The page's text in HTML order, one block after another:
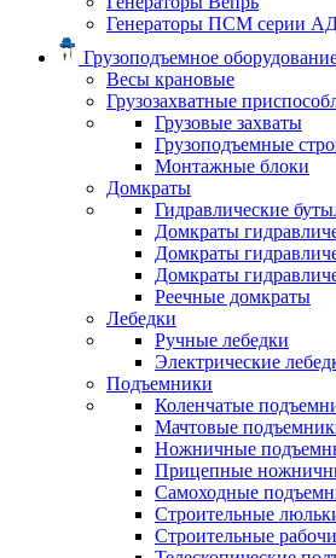
Генераторы ПСМ серии
Грузоподъемное
Весы крановые
Грузозахватные
Грузовые захваты
Грузоподъемные
Монтажные блоки
Домкраты
Гидравлические
Домкраты
Домкраты
Домкраты
Реечные домкраты
Лебедки
Ручные лебедки
Электрические
Подъемники
Коленчатые
Мачтовые
Ножничные
Прицепные
Самоходные
Строительные
Строительные